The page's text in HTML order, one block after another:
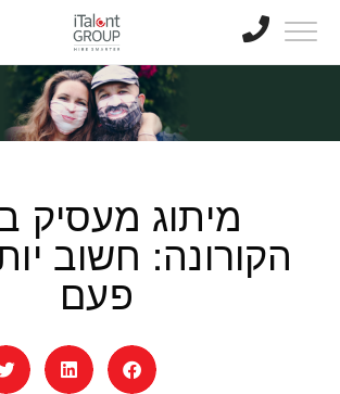
מיתוג מעסיק
הקורונה: חשוב
פעם